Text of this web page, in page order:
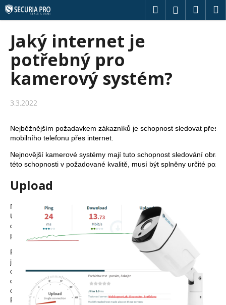
Přejít
na
obsah
HledatPřihlášení
Jaký internet je
potřebný pro
kamerový systém?
3.3.2022
Nejběžnějším požadavkem zákazníků je schopnost sledovat přes
mobilního telefonu přes internet.
Nejnovější kamerové systémy mají tuto schopnost sledování
této schopnosti v požadované kvalitě, musí být splněny určité
Upload
Nejdůležitějším parametrem pro sledování kamer je upload.
Upload je rychlost odesílání dat od kamerového systému
do internetu. (opakem je tzv. download, což je rychlost
přijímání dat)
Při běžném surfování na internetu nebo sledování videí
je dostatečná linka od 4Mbit, pro kamerové systémy je
ovšem problém, že při těchto linkách je rychlost odesílání
dat například 0,25Mbit, což je 16násobně pomalejší rychlost
odesílání (upload), než rychlost přijímání dat (download).
Proto je rychlost odesílání dat (upload) Vaší linky podstatnou
K
o
C
o
p
t
e
u
e
t
e
n
a
j
í
t
?